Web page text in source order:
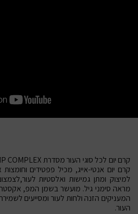
קרם יום אנטי-אייג, מכיל פפטידים וחומצות
למיצוק ומתן גמישות ואלסטיות
מראה סימני גיל. מועשר בשמן המפ,
המעניקים הזנה ולחות לעור ומסייעים
העור.